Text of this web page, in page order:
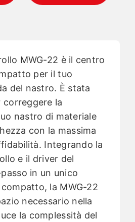
MWG-22 è il centro
per il tuo
del nastro. È stata
la
nastro di materiale
con la massima
Integrando la
e il driver del
in un unico
la MWG-22
necessario nella
la complessità del